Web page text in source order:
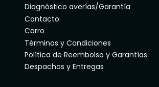
Diagnóstico averías/Garantía
Contacto
Carro
Términos y Condiciones
Política de Reembolso y Garantías
Despachos y Entregas